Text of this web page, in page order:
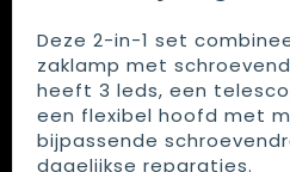
Deze 2-in-1 set
zaklamp met
heeft 3 leds, een
een flexibel hoofd met
bijpassende
dagelijkse reparaties.